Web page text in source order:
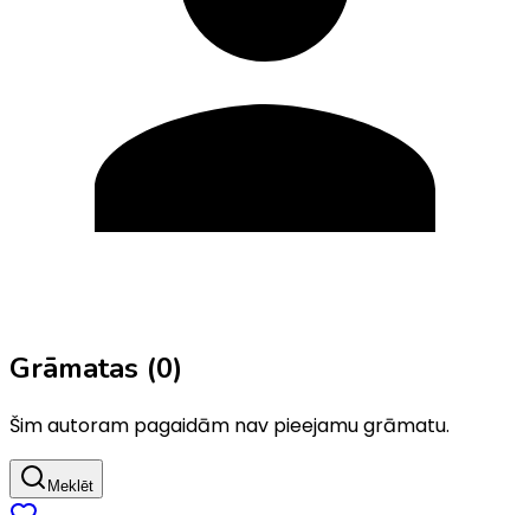
Grāmatas (0)
Šim autoram pagaidām nav pieejamu grāmatu.
Meklēt